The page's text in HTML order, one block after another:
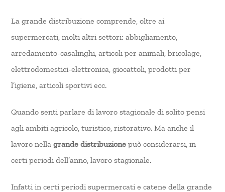
La grande distribuzione comprende, oltre ai
supermercati, molti altri settori: abbigliamento,
arredamento-casalinghi, articoli per animali, bricolage,
elettrodomestici-elettronica, giocattoli, prodotti per
l’igiene, articoli sportivi ecc.
Quando senti parlare di lavoro stagionale di solito pensi
agli ambiti agricolo, turistico, ristorativo. Ma anche il
lavoro nellagrande distribuzione può considerarsi, in
certi periodi dell’anno, lavoro stagionale.
Infatti in certi periodi supermercati e catene della grande